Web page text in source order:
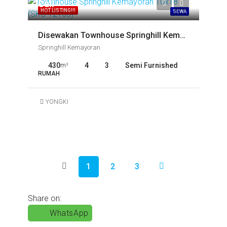
HOT LISTING!!! SEWA
Call
Disewakan Townhouse Springhill Kemayoran 10×18 (SKC-12165)
Springhill Kemayoran
430m² 4 3 Semi Furnished
RUMAH
YONGKI
1 2 3
Share on:
WhatsApp